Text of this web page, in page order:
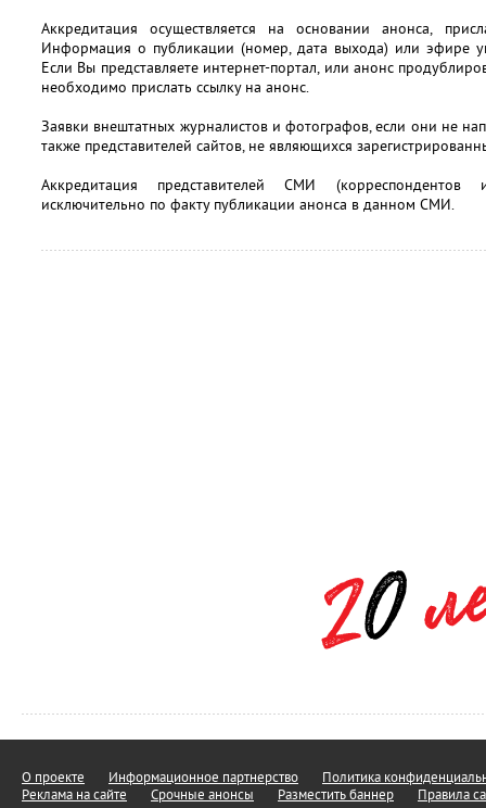
Аккредитация осуществляется на основании анонса,
Информация о публикации (номер, дата выхода) или эфире
Если Вы представляете интернет-портал, или анонс
необходимо прислать ссылку на анонс.
Заявки внештатных журналистов и фотографов, если они не
также представителей сайтов, не являющихся
Аккредитация представителей СМИ (корреспондентов
исключительно по факту публикации анонса в данном СМИ.
О проекте Информационное партнерство
Политика
Реклама на сайте
Срочные анонсы Разместить баннер Правила